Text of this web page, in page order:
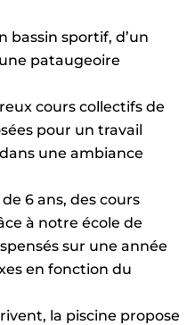
bassin sportif, d’un
pataugeoire
cours collectifs de
pour un travail
une ambiance
6 ans, des cours
à notre école de
sur une année
en fonction du
la piscine propose